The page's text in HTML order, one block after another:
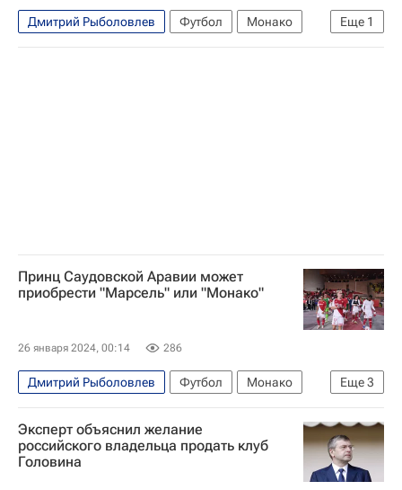
Еще 1
Дмитрий Рыболовлев Футбол
Монако
Чемпионат Франции по футболу (Лига 1)
Принц Саудовской Аравии может
приобрести "Марсель" или "Монако"
26 января 2024, 00:14 286
Еще3
Дмитрий Рыболовлев Футбол
Монако
Зинедин Зидан
Олимпик (Марсель)
Вокруг спорта
Эксперт объяснил желание
российского владельца продать клуб
Головина